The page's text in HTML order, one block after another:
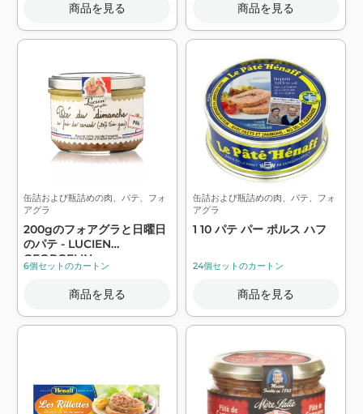
商品を見る 商品を見る
缶詰および瓶詰めの肉、パテ、フォ
アグラ
200gのフォアグラと日曜日
のパテ - LUCIEN
GEORGELIN
6個セットのカートン
商品を見る
缶詰および瓶詰めの肉、パテ、フォ
アグラ
1 10 パテ パー ポルス ハフ
24個セットのカートン
商品を見る